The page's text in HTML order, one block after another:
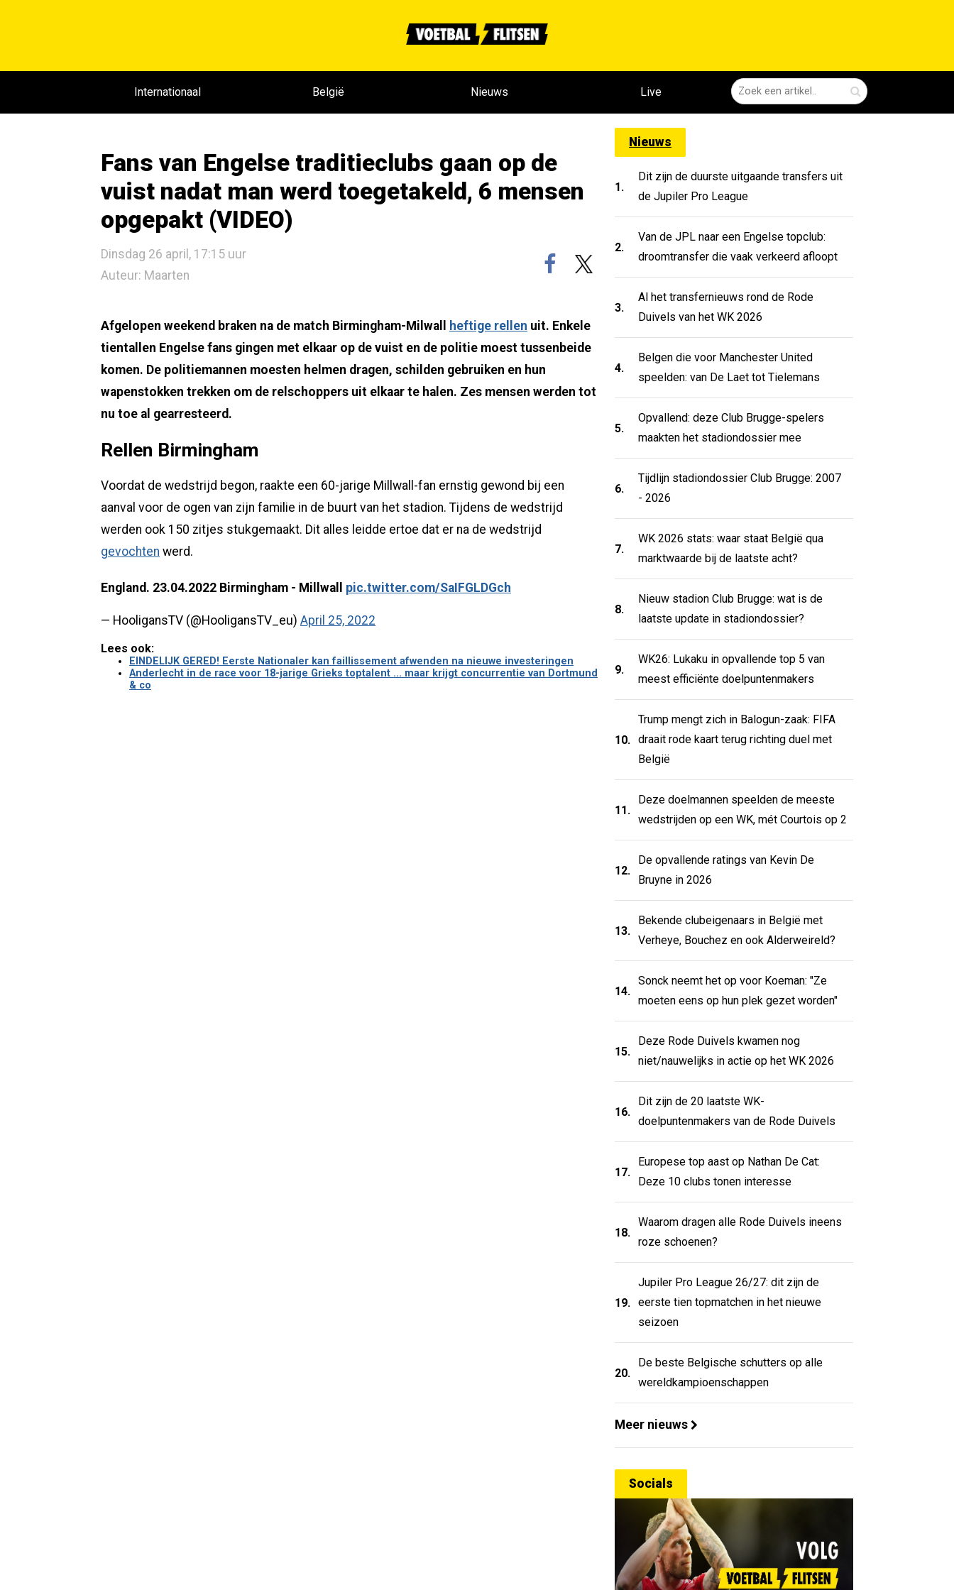
Internationaal België Nieuws Live
Fans van Engelse traditieclubs gaan op de
vuist nadat man werd toegetakeld, 6 mensen
opgepakt (VIDEO)
Dinsdag 26 april, 17:15 uur
Auteur: Maarten
Afgelopen weekend braken na de match Birmingham-Milwall heftige rellen uit. Enkele
tientallen Engelse fans gingen met elkaar op de vuist en de politie moest tussenbeide
komen. De politiemannen moesten helmen dragen, schilden gebruiken en hun
wapenstokken trekken om de relschoppers uit elkaar te halen. Zes mensen werden tot
nu toe al gearresteerd.
Rellen Birmingham
Voordat de wedstrijd begon, raakte een 60-jarige Millwall-fan ernstig gewond bij een
aanval voor de ogen van zijn familie in de buurt van het stadion. Tijdens de wedstrijd
werden ook 150 zitjes stukgemaakt. Dit alles leidde ertoe dat er na de wedstrijd
gevochten werd.
England. 23.04.2022 Birmingham - Millwall pic.twitter.com/SaIFGLDGch
— HooligansTV (@HooligansTV_eu) April 25, 2022
Lees ook:
EINDELIJK GERED! Eerste Nationaler kan faillissement afwenden na nieuwe investeringen
Anderlecht in de race voor 18-jarige Grieks toptalent ... maar krijgt concurrentie van Dortmund
& co
Nieuws
1.
Dit zijn de duurste uitgaande transfers uit
de Jupiler Pro League
2.
Van de JPL naar een Engelse topclub:
droomtransfer die vaak verkeerd afloopt
3.
Al het transfernieuws rond de Rode
Duivels van het WK 2026
4.
Belgen die voor Manchester United
speelden: van De Laet tot Tielemans
5.
Opvallend: deze Club Brugge-spelers
maakten het stadiondossier mee
6.
Tijdlijn stadiondossier Club Brugge: 2007
- 2026
7.
WK 2026 stats: waar staat België qua
marktwaarde bij de laatste acht?
8.
Nieuw stadion Club Brugge: wat is de
laatste update in stadiondossier?
9.
WK26: Lukaku in opvallende top 5 van
meest efficiënte doelpuntenmakers
10.
Trump mengt zich in Balogun-zaak: FIFA
draait rode kaart terug richting duel met
België
11.
Deze doelmannen speelden de meeste
wedstrijden op een WK, mét Courtois op 2
12.
De opvallende ratings van Kevin De
Bruyne in 2026
13.
Bekende clubeigenaars in België met
Verheye, Bouchez en ook Alderweireld?
14.
Sonck neemt het op voor Koeman: "Ze
moeten eens op hun plek gezet worden"
15.
Deze Rode Duivels kwamen nog
niet/nauwelijks in actie op het WK 2026
16.
Dit zijn de 20 laatste WK-
doelpuntenmakers van de Rode Duivels
17.
Europese top aast op Nathan De Cat:
Deze 10 clubs tonen interesse
18.
Waarom dragen alle Rode Duivels ineens
roze schoenen?
19.
Jupiler Pro League 26/27: dit zijn de
eerste tien topmatchen in het nieuwe
seizoen
20.
De beste Belgische schutters op alle
wereldkampioenschappen
Meer nieuws
Socials